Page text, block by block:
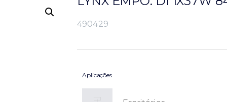
490429
Aplicações